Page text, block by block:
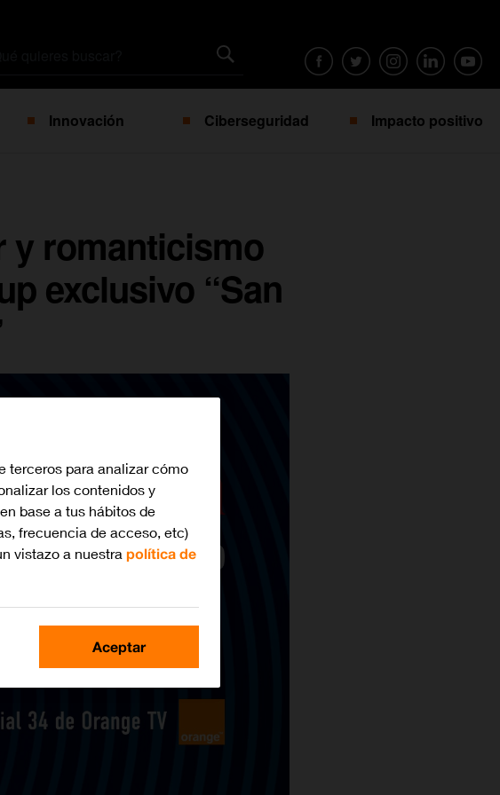
Innovación Ciberseguridad Impacto positivo
y romanticismo
exclusivo “San
terceros para analizar cómo
los contenidos y
base a tus hábitos de
frecuencia de acceso, etc)
vistazo a nuestra política de
Aceptar